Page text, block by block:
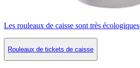
Les rouleaux de caisse sont très écologiques
Rouleaux de tickets de caisse